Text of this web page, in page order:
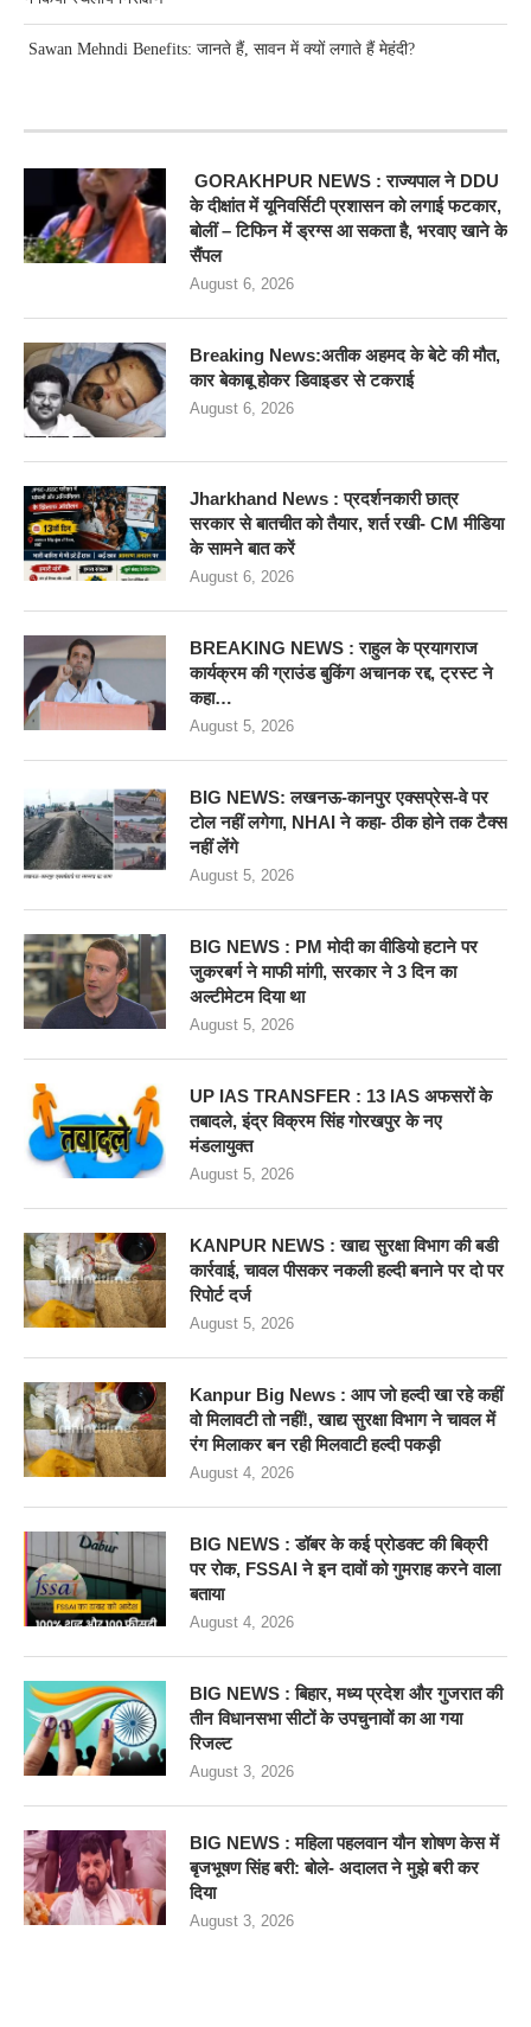
Sawan Mehndi Benefits: जानते हैं, सावन में क्यों लगाते हैं मेहंदी?
GORAKHPUR NEWS : राज्यपाल ने DDU
के दीक्षांत में यूनिवर्सिटी प्रशासन को लगाई फटकार,
बोलीं – टिफिन में ड्रग्स आ सकता है, भरवाए खाने के
सैंपल
August 6, 2026
Breaking News:अतीक अहमद के बेटे की मौत,
कार बेकाबू होकर डिवाइडर से टकराई
August 6, 2026
Jharkhand News : प्रदर्शनकारी छात्र
सरकार से बातचीत को तैयार, शर्त रखी- CM मीडिया
के सामने बात करें
August 6, 2026
BREAKING NEWS : राहुल के प्रयागराज
कार्यक्रम की ग्राउंड बुकिंग अचानक रद्द, ट्रस्ट ने
कहा…
August 5, 2026
BIG NEWS: लखनऊ-कानपुर एक्सप्रेस-वे पर
टोल नहीं लगेगा, NHAI ने कहा- ठीक होने तक टैक्स
नहीं लेंगे
August 5, 2026
BIG NEWS : PM मोदी का वीडियो हटाने पर
जुकरबर्ग ने माफी मांगी, सरकार ने 3 दिन का
अल्टीमेटम दिया था
August 5, 2026
UP IAS TRANSFER : 13 IAS अफसरों के
तबादले, इंद्र विक्रम सिंह गोरखपुर के नए
मंडलायुक्त
August 5, 2026
KANPUR NEWS : खाद्य सुरक्षा विभाग की बडी
कार्रवाई, चावल पीसकर नकली हल्दी बनाने पर दो पर
रिपोर्ट दर्ज
August 5, 2026
Kanpur Big News : आप जो हल्दी खा रहे कहीं
वो मिलावटी तो नहीं!, खाद्य सुरक्षा विभाग ने चावल में
रंग मिलाकर बन रही मिलवाटी हल्दी पकड़ी
August 4, 2026
BIG NEWS : डॉबर के कई प्रोडक्ट की बिक्री
पर रोक, FSSAI ने इन दावों को गुमराह करने वाला
बताया
August 4, 2026
BIG NEWS : बिहार, मध्य प्रदेश और गुजरात की
तीन विधानसभा सीटों के उपचुनावों का आ गया
रिजल्ट
August 3, 2026
BIG NEWS : महिला पहलवान यौन शोषण केस में
बृजभूषण सिंह बरी: बोले- अदालत ने मुझे बरी कर
दिया
August 3, 2026